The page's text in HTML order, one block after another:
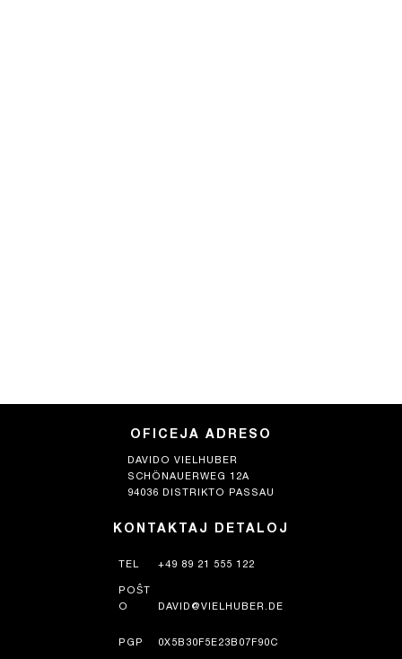
OFICEJA ADRESO
DAVIDO VIELHUBER
SCHÖNAUERWEG 12A
94036 DISTRIKTO PASSAU
KONTAKTAJ DETALOJ
TEL +49 89 21 555 122
POŜT
O
DAVID@VIELHUBER.DE
PGP 0X5B30F5E23B07F90C